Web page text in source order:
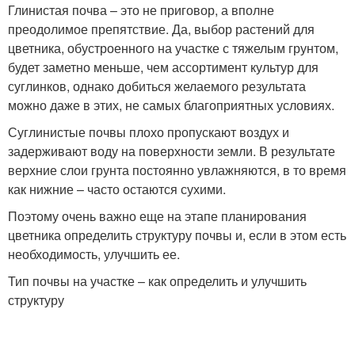
Глинистая почва – это не приговор, а вполне
преодолимое препятствие. Да, выбор растений для
цветника, обустроенного на участке с тяжелым грунтом,
будет заметно меньше, чем ассортимент культур для
суглинков, однако добиться желаемого результата
можно даже в этих, не самых благоприятных условиях.
Суглинистые почвы плохо пропускают воздух и
задерживают воду на поверхности земли. В результате
верхние слои грунта постоянно увлажняются, в то время
как нижние – часто остаются сухими.
Поэтому очень важно еще на этапе планирования
цветника определить структуру почвы и, если в этом есть
необходимость, улучшить ее.
Тип почвы на участке – как определить и улучшить
структуру